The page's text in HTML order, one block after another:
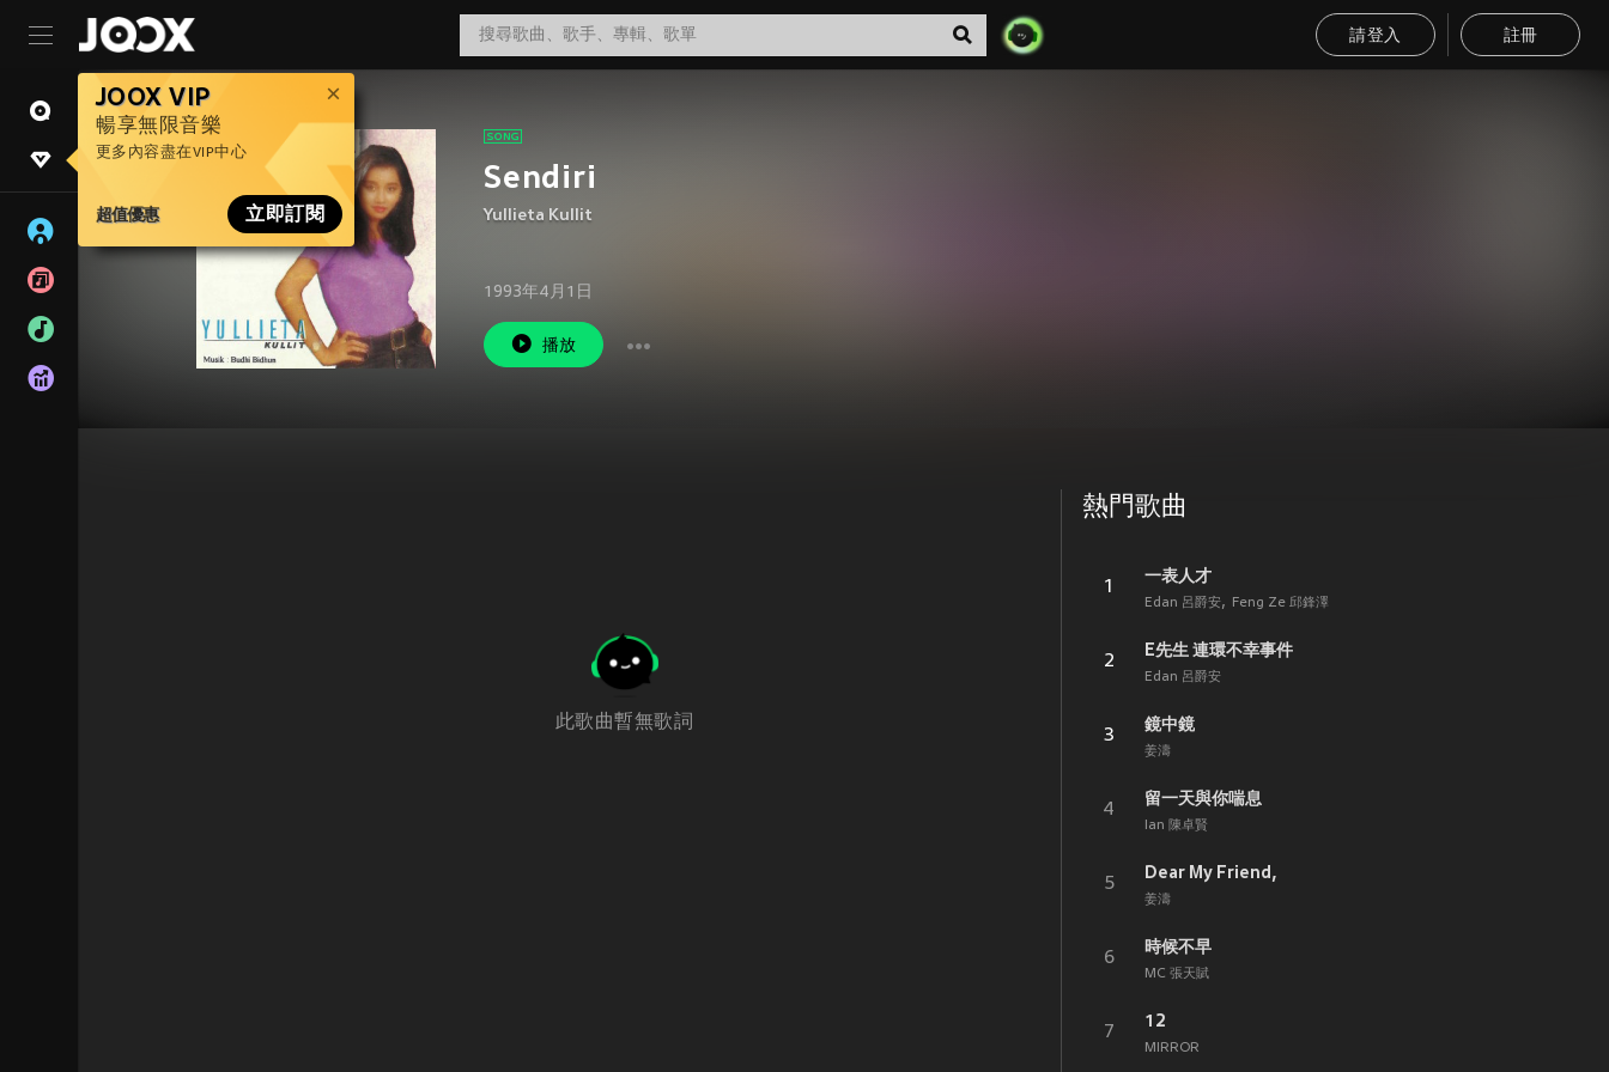
請登入 註冊
JOOX VIP
暢享無限音樂
更多內容盡在VIP中心
超值優惠 立即訂閱
Sendiri
Yullieta Kullit
1993年4月1日
播放
此歌曲暫無歌詞
熱門歌曲
1
一表人才
Edan 呂爵安 Feng Ze 邱鋒澤
2
E先生 連環不幸事件
Edan 呂爵安
3
鏡中鏡
姜濤
4
留一天與你喘息
Ian 陳卓賢
5
Dear My Friend,
姜濤
6
時候不早
MC 張天賦
7
12
MIRROR